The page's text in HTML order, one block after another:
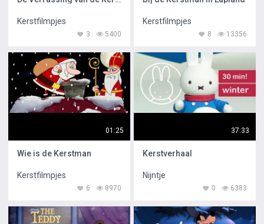
Kerstfilmpjes
5400
3
Kerstfilmpjes
13356
8
01:25
Wie is de Kerstman
Kerstfilmpjes
8970
6
37:33
Kerstverhaal
Nijntje
6383
0